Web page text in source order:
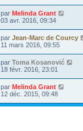
par Melinda Grant
03 avr. 2016, 09:34
par Jean-Marc de Courcy
11 mars 2016, 09:55
par Toma Kosanović
18 févr. 2016, 23:01
par Melinda Grant
12 déc. 2015, 09:48